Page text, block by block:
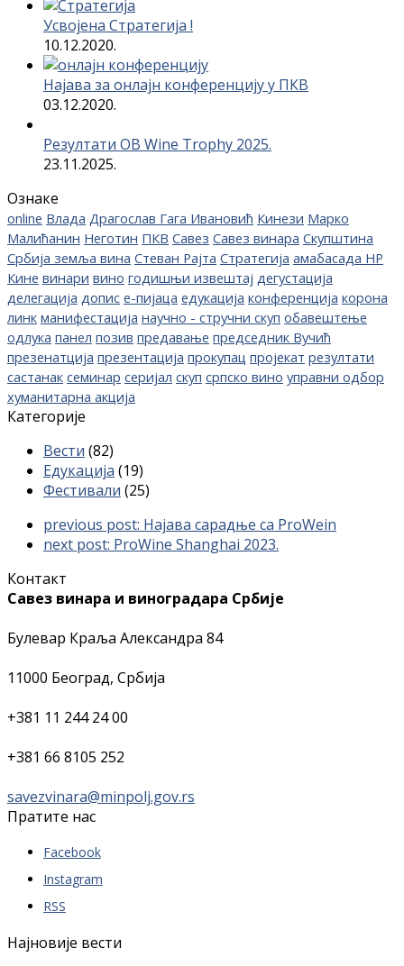
Усвојена Стратегија !
10.12.2020.
Најава за онлајн конференцију у ПКВ
03.12.2020.
Резултати OB Wine Trophy 2025.
23.11.2025.
Ознаке
online Влада Драгослав Гага Ивановић Кинези Марко
Малићанин Неготин ПКВ Савез Савез винара Скупштина
Србија земља вина Стеван Рајта Стратегија амабасада НР
Кине винари вино годишњи извештај дегустација
делегација допис е-пијаца едукација конференција корона
линк манифестација научно - стручни скуп обавештење
одлука панел позив предавање председник Вучић
презенатција презентација прокупац пројекат резултати
састанак семинар серијал скуп српско вино управни одбор
хуманитарна акција
Категорије
Вести (82)
Едукација (19)
Фестивали (25)
previous post: Најава сарадње са ProWein
next post: ProWine Shanghai 2023.
Контакт
Савез винара и виноградара Србије
Булевар Краља Александра 84
11000 Београд, Србија
+381 11 244 24 00
+381 66 8105 252
savezvinara@minpolj.gov.rs
Пратите нас
Facebook
Instagram
RSS
Најновије вести